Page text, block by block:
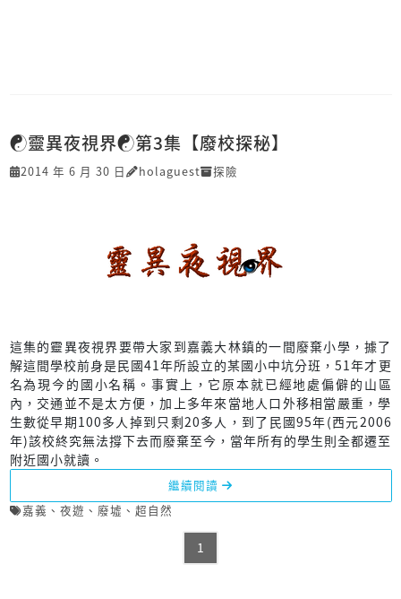
☯靈異夜視界☯第3集【廢校探秘】
2014 年 6 月 30 日 holaguest 探險
這集的靈異夜視界要帶大家到嘉義大林鎮的一間廢棄小學，據了
解這間學校前身是民國41年所設立的某國小中坑分班，51年才更
名為現今的國小名稱。事實上，它原本就已經地處偏僻的山區
內，交通並不是太方便，加上多年來當地人口外移相當嚴重，學
生數從早期100多人掉到只剩20多人，到了民國95年(西元2006
年)該校終究無法撐下去而廢棄至今，當年所有的學生則全都遷至
附近國小就讀。
繼續閱讀
嘉義 、 夜遊 、 廢墟 、 超自然
1